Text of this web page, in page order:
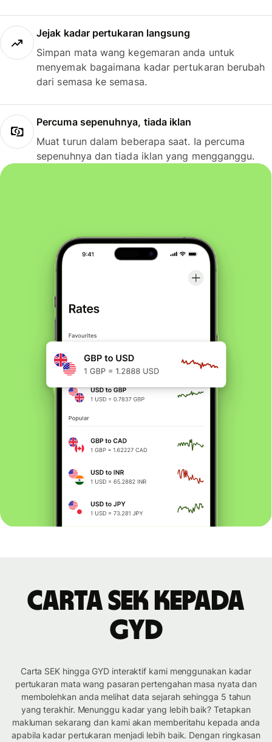
Jejak kadar pertukaran langsung
Simpan mata wang kegemaran anda untuk
menyemak bagaimana kadar pertukaran berubah
dari semasa ke semasa.
Percuma sepenuhnya, tiada iklan
Muat turun dalam beberapa saat. Ia percuma
sepenuhnya dan tiada iklan yang mengganggu.
Carta SEK kepada
GYD
Carta SEK hingga GYD interaktif kami menggunakan kadar
pertukaran mata wang pasaran pertengahan masa nyata dan
membolehkan anda melihat data sejarah sehingga 5 tahun
yang terakhir. Menunggu kadar yang lebih baik? Tetapkan
makluman sekarang dan kami akan memberitahu kepada anda
apabila kadar pertukaran menjadi lebih baik. Dengan ringkasan